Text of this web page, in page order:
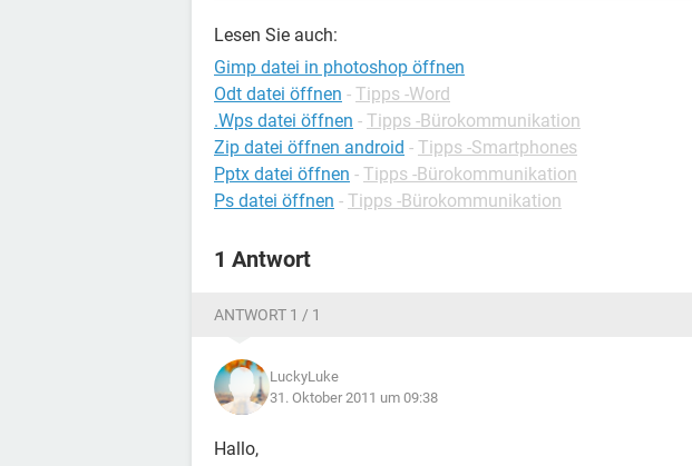
Lesen Sie auch:
Gimp datei in photoshop öffnen
Odt datei öffnen - Tipps -Word
.Wps datei öffnen - Tipps -Bürokommunikation
Zip datei öffnen android - Tipps -Smartphones
Pptx datei öffnen - Tipps -Bürokommunikation
Ps datei öffnen - Tipps -Bürokommunikation
1 Antwort
ANTWORT 1 / 1
LuckyLuke
31. Oktober 2011 um 09:38
Hallo,